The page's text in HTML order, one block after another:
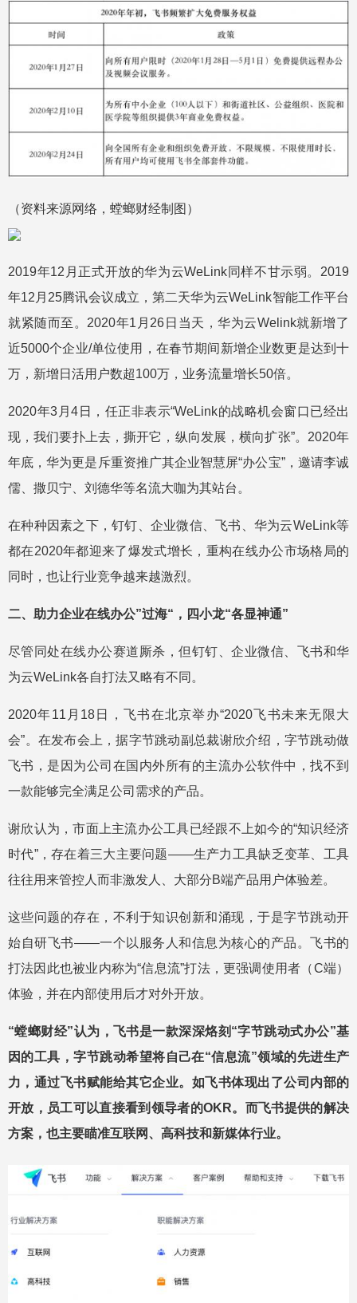
（资料来源网络，螳螂财经制图）
2019年12月正式开放的华为云WeLink同样不甘示弱。2019
年12月25腾讯会议成立，第二天华为云WeLink智能工作平台
就紧随而至。2020年1月26日当天，华为云Welink就新增了
近5000个企业/单位使用，在春节期间新增企业数更是达到十
万，新增日活用户数超100万，业务流量增长50倍。
2020年3月4日，任正非表示“WeLink的战略机会窗口已经出
现，我们要扑上去，撕开它，纵向发展，横向扩张”。2020年
年底，华为更是斥重资推广其企业智慧屏“办公宝”，邀请李诚
儒、撒贝宁、刘德华等名流大咖为其站台。
在种种因素之下，钉钉、企业微信、飞书、华为云WeLink等
都在2020年都迎来了爆发式增长，重构在线办公市场格局的
同时，也让行业竞争越来越激烈。
二、助力企业在线办公”过海“，四小龙“各显神通”
尽管同处在线办公赛道厮杀，但钉钉、企业微信、飞书和华
为云WeLink各自打法又略有不同。
2020年11月18日，飞书在北京举办“2020飞书未来无限大
会”。在发布会上，据字节跳动副总裁谢欣介绍，字节跳动做
飞书，是因为公司在国内外所有的主流办公软件中，找不到
一款能够完全满足公司需求的产品。
谢欣认为，市面上主流办公工具已经跟不上如今的“知识经济
时代”，存在着三大主要问题——生产力工具缺乏变革、工具
往往用来管控人而非激发人、大部分B端产品用户体验差。
这些问题的存在，不利于知识创新和涌现，于是字节跳动开
始自研飞书——一个以服务人和信息为核心的产品。飞书的
打法因此也被业内称为“信息流”打法，更强调使用者（C端）
体验，并在内部使用后才对外开放。
“螳螂财经”认为，飞书是一款深深烙刻“字节跳动式办公”基
因的工具，字节跳动希望将自己在“信息流”领域的先进生产
力，通过飞书赋能给其它企业。如飞书体现出了公司内部的
开放，员工可以直接看到领导者的OKR。而飞书提供的解决
方案，也主要瞄准互联网、高科技和新媒体行业。